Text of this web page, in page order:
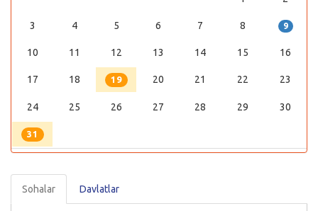
3 4 5 6 7 8 9
10 11 12 13 14 15 16
17 18 19 20 21 22 23
24 25 26 27 28 29 30
31
Sohalar Davlatlar